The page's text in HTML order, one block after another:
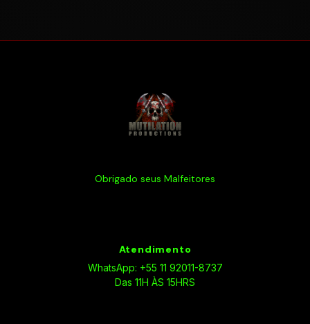
Obrigado seus Malfeitores
Atendimento
WhatsApp: +55 11 92011-8737
Das 11H ÀS 15HRS